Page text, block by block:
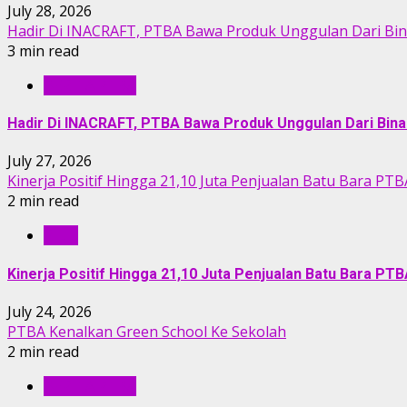
July 28, 2026
Hadir Di INACRAFT, PTBA Bawa Produk Unggulan Dari
3 min read
Hadir Di INACRAFT, PTBA Bawa Produk Unggulan Dari
July 27, 2026
Kinerja Positif Hingga 21,10 Juta Penjualan Batu Bara
2 min read
Kinerja Positif Hingga 21,10 Juta Penjualan Batu Bara
July 24, 2026
PTBA Kenalkan Green School Ke Sekolah
2 min read